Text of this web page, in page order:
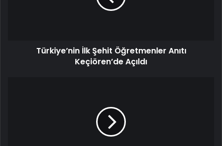
Türkiye’nin İlk Şehit Öğretmenler Anıtı
Keçiören’de Açıldı